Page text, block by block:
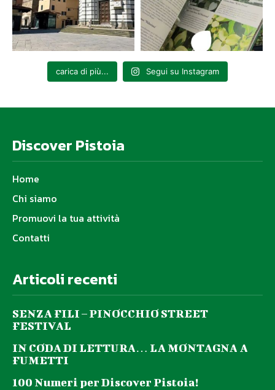
carica di più... Segui su Instagram
Discover Pistoia
Home
Chi siamo
Promuovi la tua attività
Contatti
Articoli recenti
SENZA FILI – PINOCCHIO STREET
FESTIVAL
IN CODA DI LETTURA… LA MONTAGNA A
FUMETTI
100 Numeri per Discover Pistoia!